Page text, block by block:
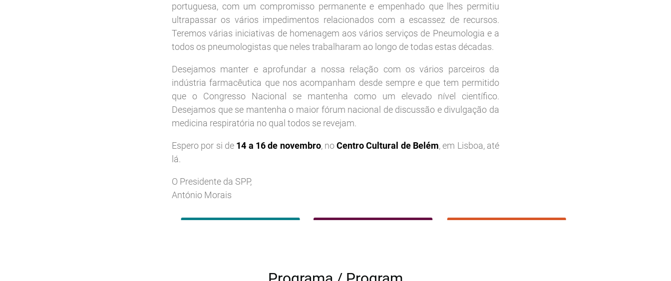
portuguesa, com um compromisso permanente e empenhado que lhes permitiu
ultrapassar os vários impedimentos relacionados com a escassez de recursos.
Teremos várias iniciativas de homenagem aos vários serviços de Pneumologia e a
todos os pneumologistas que neles trabalharam ao longo de todas estas décadas.
Desejamos manter e aprofundar a nossa relação com os vários parceiros da
indústria farmacêutica que nos acompanham desde sempre e que tem permitido
que o Congresso Nacional se mantenha como um elevado nível científico.
Desejamos que se mantenha o maior fórum nacional de discussão e divulgação da
medicina respiratória no qual todos se revejam.
Espero por si de 14 a 16 de novembro, noCentro Cultural de Belém, em Lisboa, até
lá.
O Presidente da SPP,
António Morais